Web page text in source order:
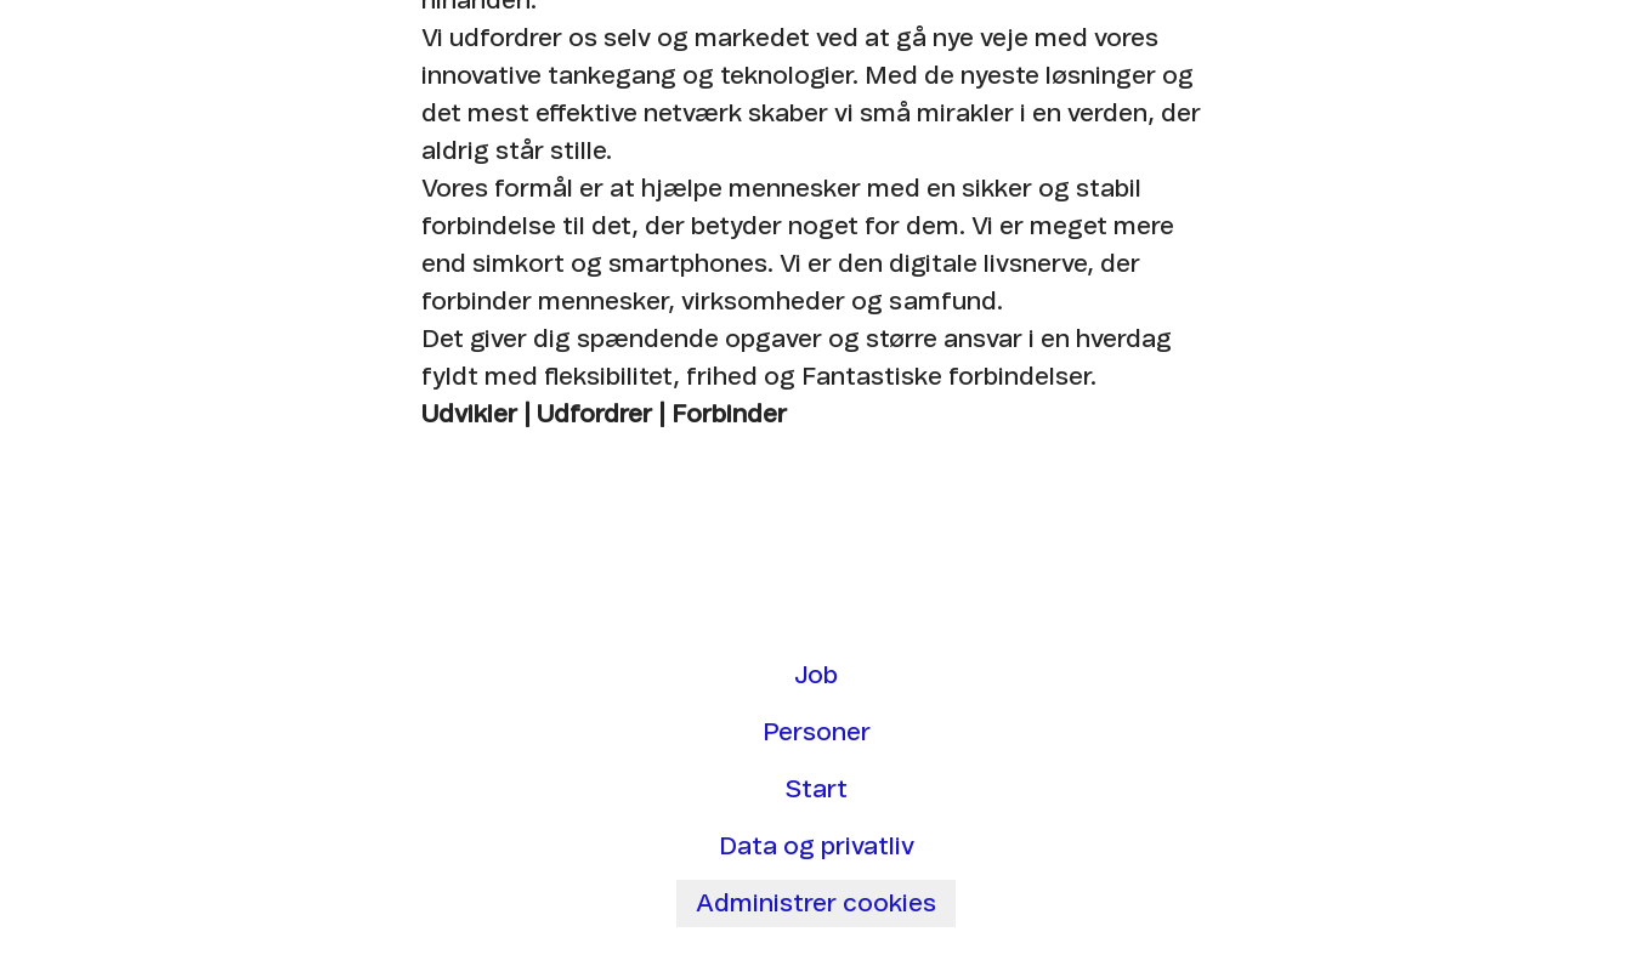
Vi udfordrer os selv og markedet ved at gå nye veje med vores
innovative tankegang og teknologier. Med de nyeste løsninger og
det mest effektive netværk skaber vi små mirakler i en verden, der
aldrig står stille. ​
Vores formål er at hjælpe mennesker med en sikker og stabil
forbindelse til det, der betyder noget for dem. Vi er meget mere
end simkort og smartphones. Vi er den digitale livsnerve, der
forbinder mennesker, virksomheder og samfund. ​
Det giver dig spændende opgaver og større ansvar i en hverdag
fyldt med fleksibilitet, frihed og Fantastiske forbindelser.
Udvikler | Udfordrer | Forbinder
Job
Personer
Start
Data og privatliv
Administrer cookies